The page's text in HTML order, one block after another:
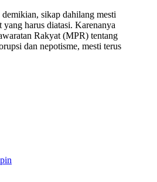
sikap dahilang mesti
harus diatasi. Karenanya
Rakyat (MPR) tentang
dan nepotisme, mesti terus